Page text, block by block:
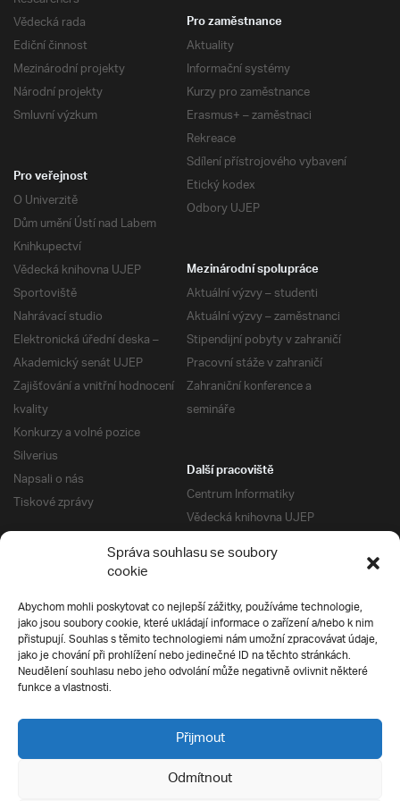
Správa souhlasu se soubory
cookie
Abychom mohli poskytovat co nejlepší zážitky, používáme technologie,
jako jsou soubory cookie, které ukládají informace o zařízení a/nebo k nim
přistupují. Souhlas s těmito technologiemi nám umožní zpracovávat údaje,
jako je chování při prohlížení nebo jedinečné ID na těchto stránkách.
Neudělení souhlasu nebo jeho odvolání může negativně ovlivnit některé
funkce a vlastnosti.
Přijmout
Odmítnout
Vědecká rada
Ediční činnost
Mezinárodní projekty
Národní projekty
Smluvní výzkum
Pro zaměstnance
Aktuality
Informační systémy
Kurzy pro zaměstnance
Erasmus+ – zaměstnaci
Rekreace
Sdílení přístrojového vybavení
Etický kodex
Odbory UJEP
Pro veřejnost
O Univerzitě
Dům umění Ústí nad Labem
Knihkupectví
Vědecká knihovna UJEP
Sportoviště
Nahrávací studio
Elektronická úřední deska –
Akademický senát UJEP
Zajišťování a vnitřní hodnocení
kvality
Konkurzy a volné pozice
Silverius
Napsali o nás
Tiskové zprávy
Mezinárodní spolupráce
Aktuální výzvy – studenti
Aktuální výzvy – zaměstnanci
Stipendijní pobyty v zahraničí
Pracovní stáže v zahraničí
Zahraniční konference a
semináře
Další pracoviště
Centrum Informatiky
Vědecká knihovna UJEP
Správa kolejí a menz
Univerzitní centrum podpory
Silverius
Pro uchazeče
Přijímací řízení
E-prihlaska
Přípravné kurzy
Ochrana soukromí